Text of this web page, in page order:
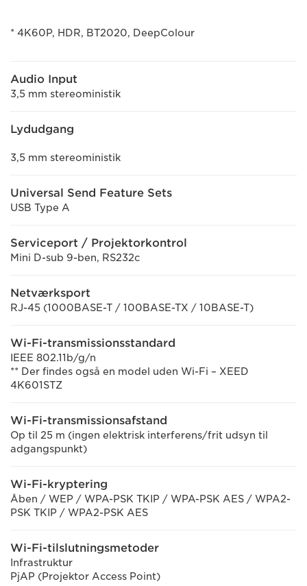
* 4K60P, HDR, BT2020, DeepColour
Audio Input
3,5 mm stereoministik
Lydudgang
3,5 mm stereoministik
Universal Send Feature Sets
USB Type A
Serviceport / Projektorkontrol
Mini D-sub 9-ben, RS232c
Netværksport
RJ-45 (1000BASE-T / 100BASE-TX / 10BASE-T)
Wi-Fi-transmissionsstandard
IEEE 802.11b/g/n
** Der findes også en model uden Wi-Fi – XEED
4K601STZ
Wi-Fi-transmissionsafstand
Op til 25 m (ingen elektrisk interferens/frit udsyn til
adgangspunkt)
Wi-Fi-kryptering
Åben / WEP / WPA-PSK TKIP / WPA-PSK AES / WPA2-
PSK TKIP / WPA2-PSK AES
Wi-Fi-tilslutningsmetoder
Infrastruktur
PjAP (Projektor Access Point)